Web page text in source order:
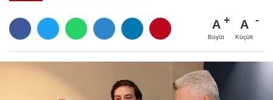
A
Büyüt
A
Küçült